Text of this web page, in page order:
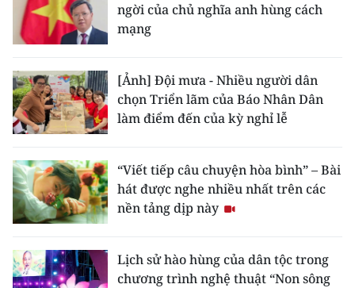
ngời của chủ nghĩa anh hùng cách
mạng
[Ảnh] Đội mưa - Nhiều người dân
chọn Triển lãm của Báo Nhân Dân
làm điểm đến của kỳ nghỉ lễ
“Viết tiếp câu chuyện hòa bình” – Bài
hát được nghe nhiều nhất trên các
nền tảng dịp này
Lịch sử hào hùng của dân tộc trong
chương trình nghệ thuật “Non sông